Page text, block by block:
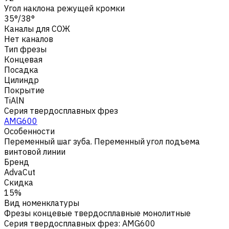
Угол наклона режущей кромки
35°/38°
Каналы для СОЖ
Нет каналов
Тип фрезы
Концевая
Посадка
Цилиндр
Покрытие
TiAlN
Серия твердосплавных фрез
AMG600
Особенности
Переменный шаг зуба. Переменный угол подъема
винтовой линии
Бренд
AdvaCut
Скидка
15%
Вид номенклатуры
Фрезы концевые твердосплавные монолитные
Серия твердосплавных фрез: AMG600